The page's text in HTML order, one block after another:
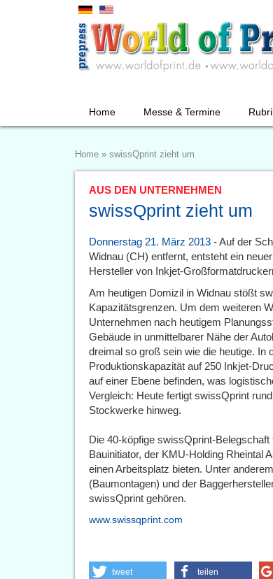
Home Messe & Termine
Home » swissQprint zieht um
AUS DEN UNTERNEHMEN
swissQprint zieht um
Donnerstag 21. März 2013 - Auf der
Widnau (CH) entfernt, entsteht ein
Hersteller von Inkjet-
Am heutigen Domizil in Widnau stößt
Kapazitätsgrenzen. Um dem weiteren
Unternehmen nach heutigem
Gebäude in unmittelbarer Nähe der
dreimal so groß sein wie die heutige. In
Produktionskapazität auf 250 Inkjet-
auf einer Ebene befinden, was
Vergleich: Heute fertigt swissQprint
Stockwerke hinweg.
Die 40-köpfige swissQprint-
Bauinitiator, der KMU-Holding Rheintal
einen Arbeitsplatz bieten. Unter
(Baumontagen) und der
swissQprint gehören.
www.swissqprint.com
tweet teilen